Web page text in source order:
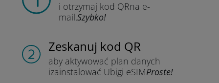
i otrzymaj kod QRna e-
mail.Szybko!
Zeskanuj kod QR
aby aktywować plan danych
izainstalować Ubigi eSIMProste!